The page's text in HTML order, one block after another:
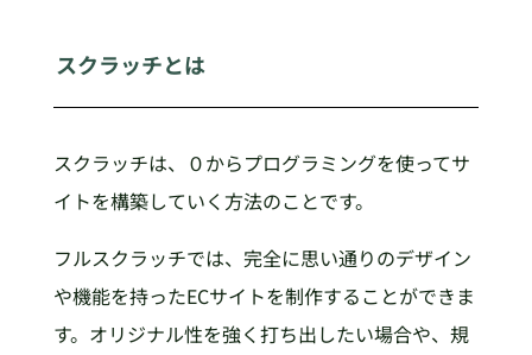
スクラッチとは
スクラッチは、０からプログラミングを使ってサ
イトを構築していく方法のことです。
フルスクラッチでは、完全に思い通りのデザイン
や機能を持ったECサイトを制作することができま
す。オリジナル性を強く打ち出したい場合や、規